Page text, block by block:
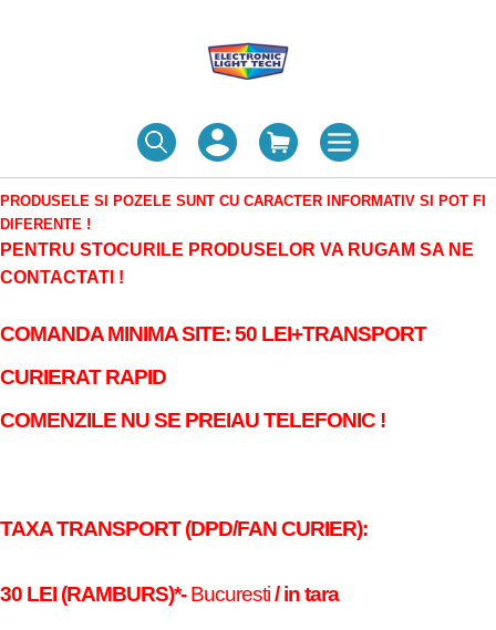
PRODUSELE SI POZELE SUNT CU CARACTER INFORMATIV SI POT FI
DIFERENTE !
PENTRU STOCURILE PRODUSELOR VA RUGAM SA NE
CONTACTATI !
COMANDA MINIMA SITE: 50 LEI+TRANSPORT
CURIERAT RAPID
COMENZILE NU SE PREIAU TELEFONIC !
TAXA TRANSPORT (DPD/FAN CURIER):
30 LEI (RAMBURS)*-Bucuresti/ in tara